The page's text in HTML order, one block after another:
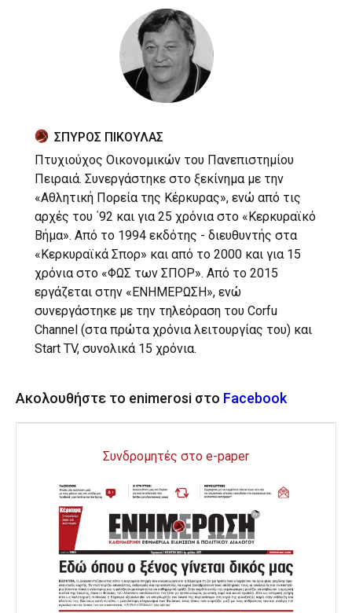
ΣΠΥΡΟΣ ΠΙΚΟΥΛΑΣ
Πτυχιούχος Οικονομικών του Πανεπιστημίου
Πειραιά. Συνεργάστηκε στο ξεκίνημα με την
«Αθλητική Πορεία της Κέρκυρας», ενώ από τις
αρχές του ΄92 και για 25 χρόνια στο «Κερκυραϊκό
Βήμα». Από το 1994 εκδότης - διευθυντής στα
«Κερκυραϊκά Σπορ» και από το 2000 και για 15
χρόνια στο «ΦΩΣ των ΣΠΟΡ». Από το 2015
εργάζεται στην «ΕΝΗΜΕΡΩΣΗ», ενώ
συνεργάστηκε με την τηλεόραση του Corfu
Channel (στα πρώτα χρόνια λειτουργίας του) και
Start TV, συνολικά 15 χρόνια.
Ακολουθήστε το enimerosi στο Facebook
Συνδρομητές στο e-paper